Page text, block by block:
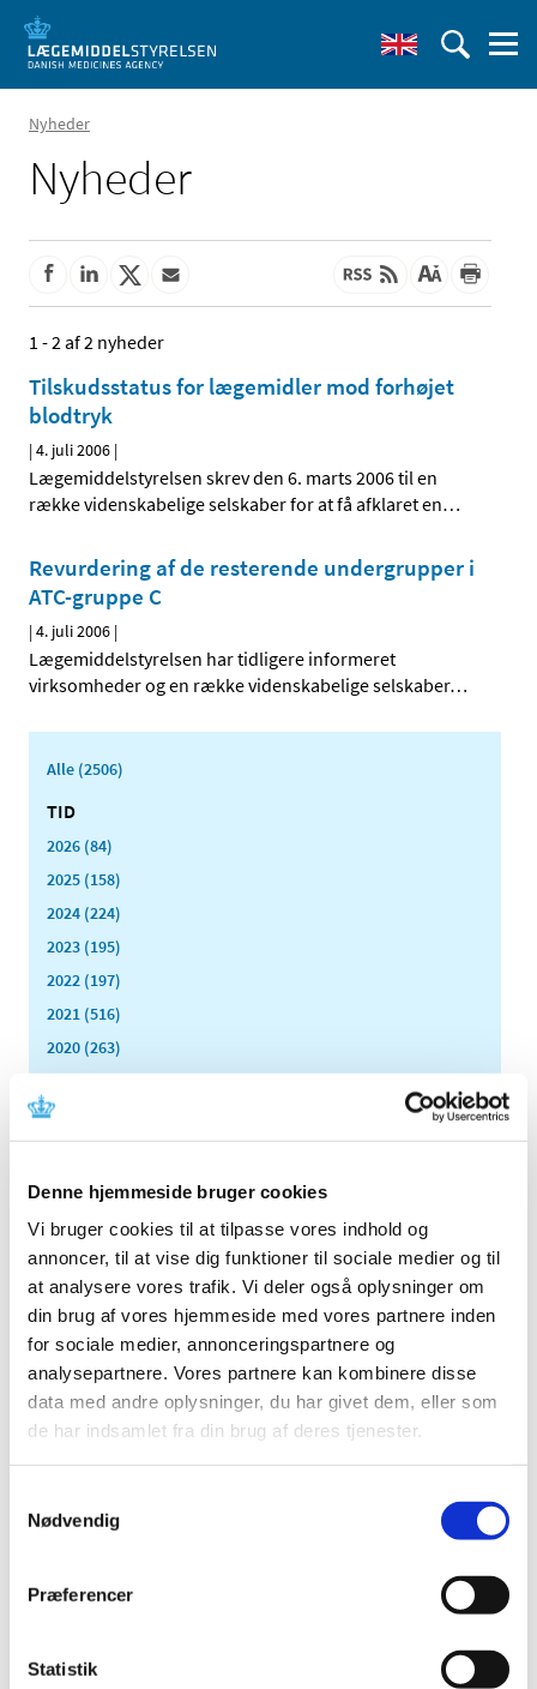
Denne hjemmeside bruger cookies
Vi bruger cookies til at tilpasse vores indhold og
annoncer, til at vise dig funktioner til sociale medier og til
at analysere vores trafik. Vi deler også oplysninger om
din brug af vores hjemmeside med vores partnere inden
for sociale medier, annonceringspartnere og
analysepartnere. Vores partnere kan kombinere disse
data med andre oplysninger, du har givet dem, eller som
de har indsamlet fra din brug af deres tjenester.
Nødvendig
Præferencer
Statistik
Nyheder
Nyheder
1 - 2 af 2 nyheder
Tilskudsstatus for lægemidler mod forhøjet
blodtryk
|4. juli 2006 |
Lægemiddelstyrelsen skrev den 6. marts 2006 til en
række videnskabelige selskaber for at få afklaret en…
Revurdering af de resterende undergrupper i
ATC-gruppe C
|4. juli 2006 |
Lægemiddelstyrelsen har tidligere informeret
virksomheder og en række videnskabelige selskaber…
Alle (2506)
TID
2026 (84)
2025 (158)
2024 (224)
2023 (195)
2022 (197)
2021 (516)
2020 (263)
2019 (159)
2018 (150)
2017 (167)
2016 (167)
2013 (49)
2012 (44)
2011 (13)
2010 (7)
2006 (9)
juli (2)